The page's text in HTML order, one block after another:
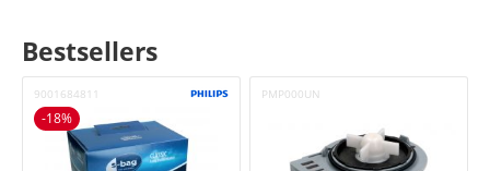
Bestsellers
9001684811
-18%
PMP000UN